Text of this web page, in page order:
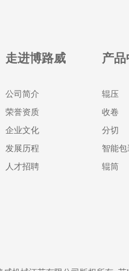
走进博路威
公司简介
荣誉资质
企业文化
发展历程
人才招聘
产品
辊压
收卷
分切
智能包
辊筒